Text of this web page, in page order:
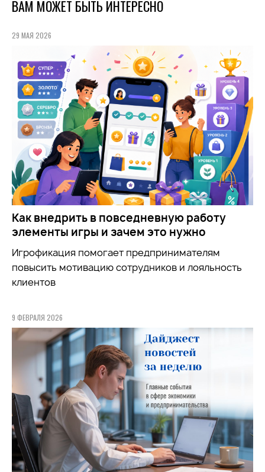
ВАМ МОЖЕТ БЫТЬ ИНТЕРЕСНО
29 МАЯ 2026
Как внедрить в повседневную работу
элементы игры и зачем это нужно
Игрофикация помогает предпринимателям
повысить мотивацию сотрудников и лояльность
клиентов
9 ФЕВРАЛЯ 2026